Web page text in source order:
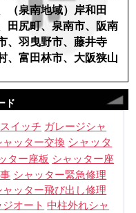
（泉南地域）岸和田
田尻町、泉南市、阪南
、羽曳野市、藤井寺
、富田林市、大阪狭山
ド
イッチ ガレージシャ
ャッター交換 シャッタ
ター座板 シャッター座
シャッター緊急修理
ャッター飛び出し修理
オート 中柱外れシャ